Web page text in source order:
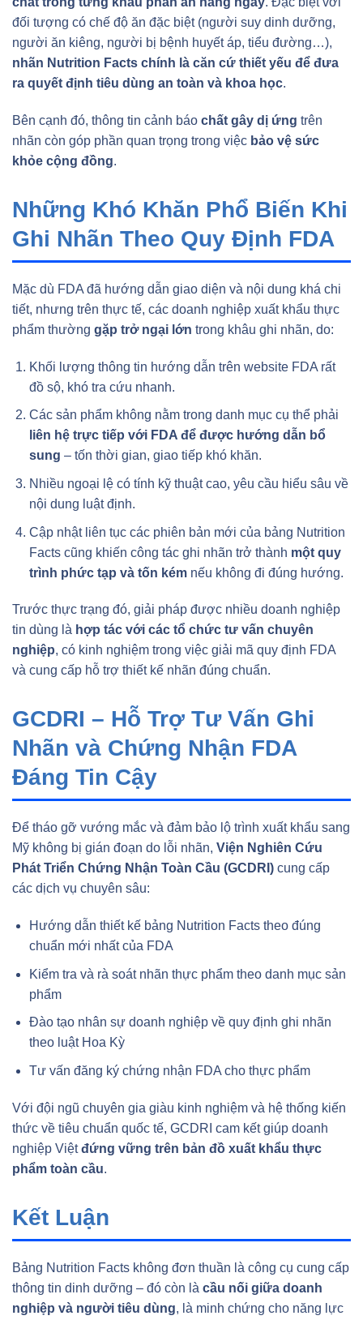
đối tượng có chế độ ăn đặc biệt (người suy dinh dưỡng,
người ăn kiêng, người bị bệnh huyết áp, tiểu đường…),
nhãn Nutrition Facts chính là căn cứ thiết yếu để đưa
ra quyết định tiêu dùng an toàn và khoa học.
Bên cạnh đó, thông tin cảnh báo chất gây dị ứng trên
nhãn còn góp phần quan trọng trong việc bảo vệ sức
khỏe cộng đồng.
Những Khó Khăn Phổ Biến Khi
Ghi Nhãn Theo Quy Định FDA
Mặc dù FDA đã hướng dẫn giao diện và nội dung khá chi
tiết, nhưng trên thực tế, các doanh nghiệp xuất khẩu thực
phẩm thường gặp trở ngại lớn trong khâu ghi nhãn, do:
Khối lượng thông tin hướng dẫn trên website FDA rất
đồ sộ, khó tra cứu nhanh.
Các sản phẩm không nằm trong danh mục cụ thể phải
liên hệ trực tiếp với FDA để được hướng dẫn bổ
sung – tốn thời gian, giao tiếp khó khăn.
Nhiều ngoại lệ có tính kỹ thuật cao, yêu cầu hiểu sâu về
nội dung luật định.
Cập nhật liên tục các phiên bản mới của bảng Nutrition
Facts cũng khiến công tác ghi nhãn trở thành một quy
trình phức tạp và tốn kémnếu không đi đúng hướng.
Trước thực trạng đó, giải pháp được nhiều doanh nghiệp
tin dùng là hợp tác với các tổ chức tư vấn chuyên
nghiệp, có kinh nghiệm trong việc giải mã quy định FDA
và cung cấp hỗ trợ thiết kế nhãn đúng chuẩn.
GCDRI – Hỗ Trợ Tư Vấn Ghi
Nhãn và Chứng Nhận FDA
Đáng Tin Cậy
Để tháo gỡ vướng mắc và đảm bảo lộ trình xuất khẩu sang
Mỹ không bị gián đoạn do lỗi nhãn, Viện Nghiên Cứu
Phát Triển Chứng Nhận Toàn Cầu (GCDRI) cung cấp
các dịch vụ chuyên sâu:
Hướng dẫn thiết kế bảng Nutrition Facts theo đúng
chuẩn mới nhất của FDA
Kiểm tra và rà soát nhãn thực phẩm theo danh mục sản
phẩm
Đào tạo nhân sự doanh nghiệp về quy định ghi nhãn
theo luật Hoa Kỳ
Tư vấn đăng ký chứng nhận FDA cho thực phẩm
Với đội ngũ chuyên gia giàu kinh nghiệm và hệ thống kiến
thức về tiêu chuẩn quốc tế, GCDRI cam kết giúp doanh
nghiệp Việtđứng vững trên bản đồ xuất khẩu thực
phẩm toàn cầu.
Kết Luận
Bảng Nutrition Facts không đơn thuần là công cụ cung cấp
thông tin dinh dưỡng – đó còn là cầu nối giữa doanh
nghiệp và người tiêu dùng, là minh chứng cho năng lực